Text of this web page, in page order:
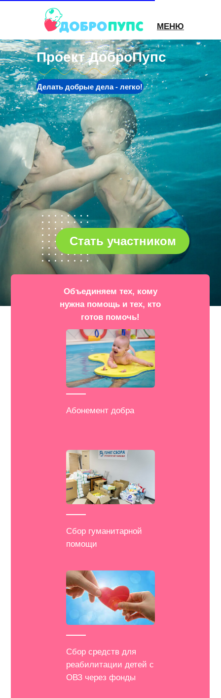
МЕНЮ
Стать участником
Объединяем тех, кому
нужна помощь и тех, кто
готов помочь!
Абонемент добра
Сбор гуманитарной
помощи
Сбор средств для
реабилитации детей с
ОВЗ через фонды
Проект ДоброПупс
Делать добрые дела - легко!